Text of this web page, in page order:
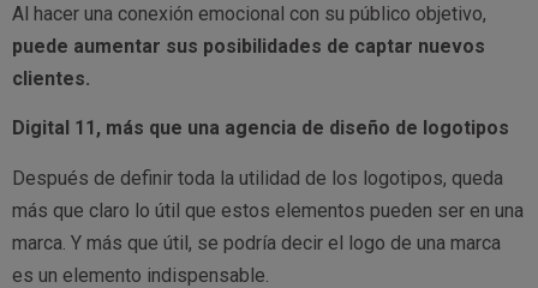
Al hacer una conexión emocional con su público objetivo,
puede aumentar sus posibilidades de captar nuevos
clientes.
Digital 11, más que una agencia de diseño de logotipos
Después de definir toda la utilidad de los logotipos, queda
más que claro lo útil que estos elementos pueden ser en una
marca. Y más que útil, se podría decir el logo de una marca
es un elemento indispensable.